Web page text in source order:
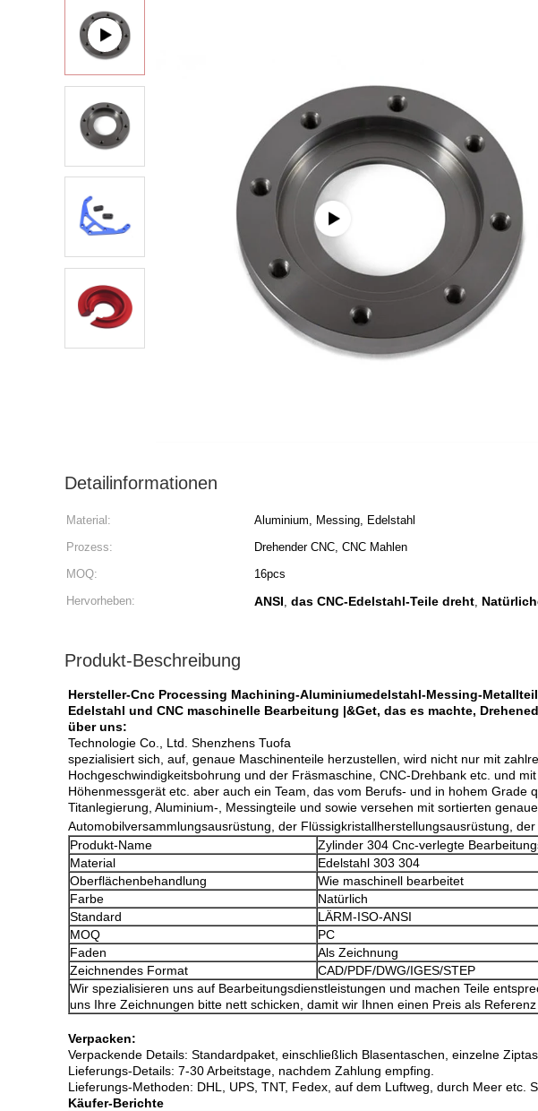
Detailinformationen
Material: Aluminium, Messing, Edelstahl
Prozess:
Drehender CNC, CNC Mahlen
MOQ:
16pcs
Hervorheben:
ANSI, das CNC-Edelstahl-Teile dreht,
Produkt-Beschreibung
Hersteller-Cnc Processing Machining-Aluminiumedelstahl-Messing-
Edelstahl und CNC maschinelle Bearbeitung |&Get, das es machte,
über uns:
Technologie Co., Ltd. Shenzhens Tuofa
spezialisiert sich, auf, genaue Maschinenteile herzustellen, wird nicht nur mit
Hochgeschwindigkeitsbohrung und der Fräsmaschine, CNC-Drehbank etc. und
Höhenmessgerät etc. aber auch ein Team, das vom Berufs- und in hohem
Titanlegierung, Aluminium-, Messingteile und sowie versehen mit sortierten
Automobilversammlungsausrüstung, der Flüssigkristallherstellungsausrüstung,
Produkt-Name
Zylinder 304 Cnc-verlegte
Material
Edelstahl 303 304
Oberflächenbehandlung
Wie maschinell bearbeitet
Farbe
Natürlich
Standard
LÄRM-ISO-ANSI
MOQ
PC
Faden
Als Zeichnung
Zeichnendes Format
CAD/PDF/DWG/IGES/STEP
Wir spezialisieren uns auf Bearbeitungsdienstleistungen und machen Teile
uns Ihre Zeichnungen bitte nett schicken, damit wir Ihnen einen Preis als Referenz
Verpacken:
Verpackende Details: Standardpaket, einschließlich Blasentaschen, einzelne
Lieferungs-Details: 7-30 Arbeitstage, nachdem Zahlung empfing.
Lieferungs-Methoden: DHL, UPS, TNT, Fedex, auf dem Luftweg, durch Meer etc.
Käufer-Berichte